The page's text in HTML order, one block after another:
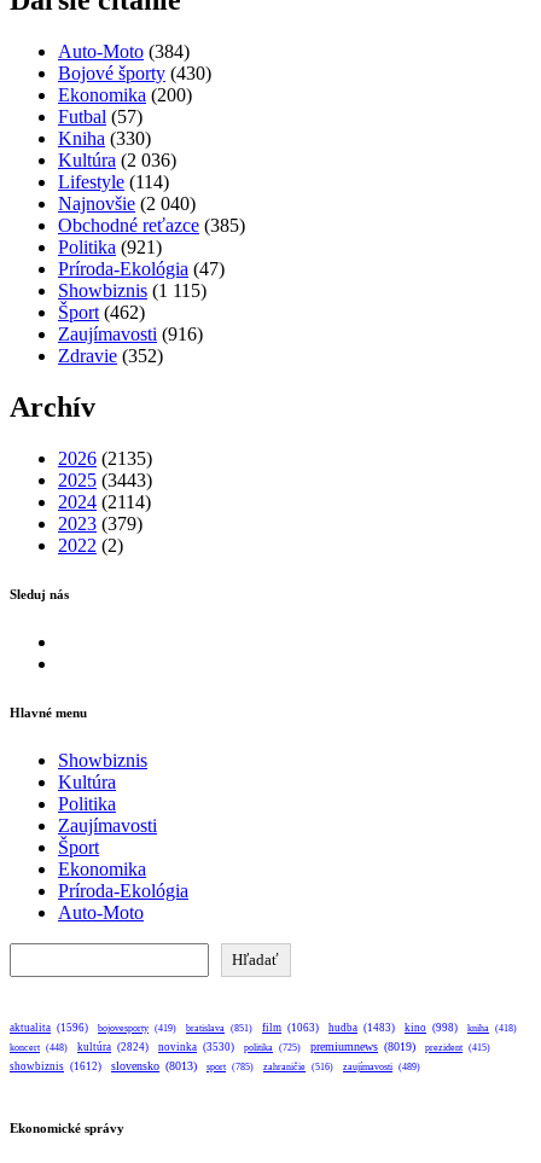
Auto-Moto (384)
Bojové športy (430)
Ekonomika (200)
Futbal (57)
Kniha (330)
Kultúra (2 036)
Lifestyle (114)
Najnovšie (2 040)
Obchodné reťazce (385)
Politika (921)
Príroda-Ekológia (47)
Showbiznis (1 115)
Šport (462)
Zaujímavosti (916)
Zdravie (352)
Archív
2026 (2135)
2025 (3443)
2024 (2114)
2023 (379)
2022 (2)
Sleduj nás
Hlavné menu
Showbiznis
Kultúra
Politika
Zaujímavosti
Šport
Ekonomika
Príroda-Ekológia
Auto-Moto
Hľadať
aktualita (1596) bojovesporty (419) bratislava (851) film (1063) hudba (1483) kino (998) kniha
(418)
koncert (448) kultúra (2824) novinka (3530) politika (725) premiumnews (8019) prezident (415)
showbiznis (1612) slovensko (8013) sport (785) zahraničie (516) zaujímavosti (489)
Ekonomické správy